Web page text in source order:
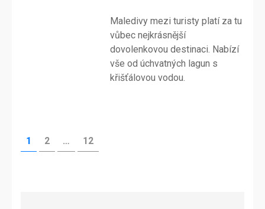
Maledivy mezi turisty platí za tu
vůbec nejkrásnější
dovolenkovou destinaci. Nabízí
vše od úchvatných lagun s
křišťálovou vodou.
Stránkování
příspěvků
STRÁNKA
1 STRÁNKA
2 … STRÁNKA
12